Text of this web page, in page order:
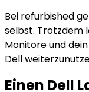
Bei refurbished
selbst. Trotzdem
Monitore und
Dell
Einen Dell